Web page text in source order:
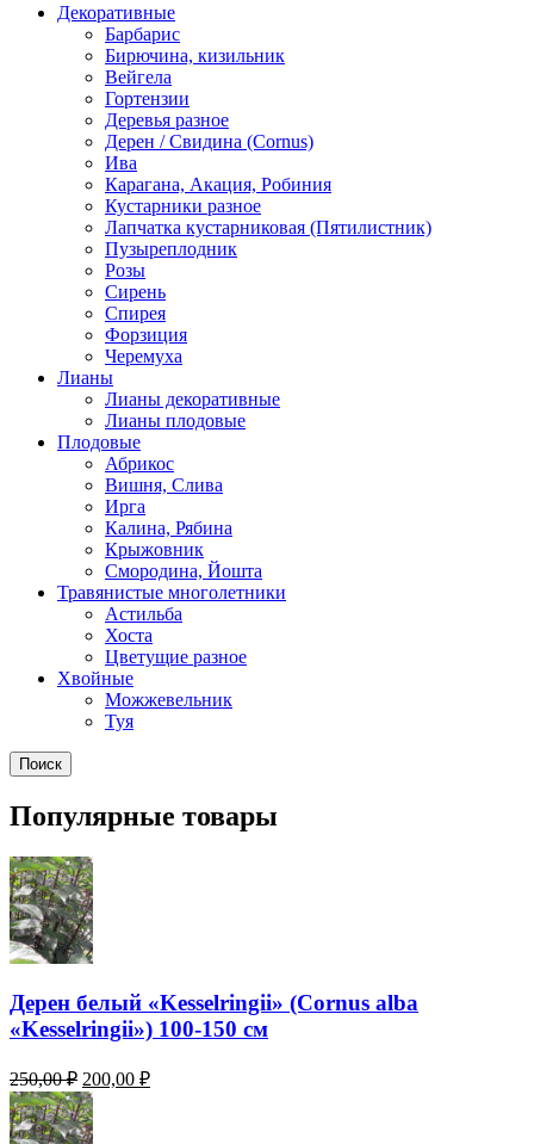
Декоративные
Барбарис
Бирючина, кизильник
Вейгела
Гортензии
Деревья разное
Дерен / Свидина (Cornus)
Ива
Карагана, Акация, Робиния
Кустарники разное
Лапчатка кустарниковая (Пятилистник)
Пузыреплодник
Розы
Сирень
Спирея
Форзиция
Черемуха
Лианы
Лианы декоративные
Лианы плодовые
Плодовые
Абрикос
Вишня, Слива
Ирга
Калина, Рябина
Крыжовник
Смородина, Йошта
Травянистые многолетники
Астильба
Хоста
Цветущие разное
Хвойные
Можжевельник
Туя
Поиск
Популярные товары
Дерен белый «Kesselringii» (Cornus alba
«Kesselringii») 100-150 см
250,00₽ Первоначальная
цена
составляла
200,00 ₽Текущая